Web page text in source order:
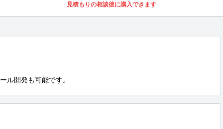
見積もりの相談後に購入できます
ル開発も可能です。